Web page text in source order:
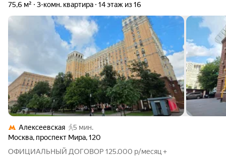
75,6 м² 3-комн. квартира 14 этаж из 16
Алексеевская
5 мин.
Москва, проспект Мира,120
ОФИЦИАЛЬНЫЙ ДОГОВОР 125.000 р/месяц +